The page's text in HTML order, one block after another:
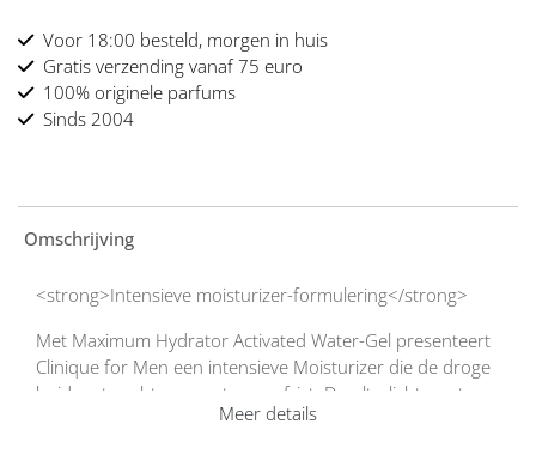
Voor 18:00 besteld, morgen in huis
Gratis verzending vanaf 75 euro
100% originele parfums
Sinds 2004
Omschrijving
<strong>Intensieve moisturizer-formulering</strong>
Met Maximum Hydrator Activated Water-Gel presenteert
Clinique for Men een intensieve Moisturizer die de droge
huid met vocht verzorgt en verfrist. De ultralichte water-
gel formulering is verrijkt met een innovatieve Liquid-
Meer details